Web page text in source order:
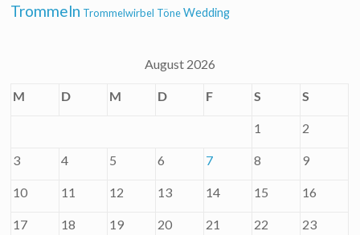
Trommeln Trommelwirbel Töne Wedding
August 2026
M D M D F S S
1 2
3 4 5 6 7 8 9
10 11 12 13 14 15 16
17 18 19 20 21 22 23